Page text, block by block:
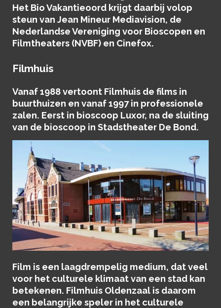
Het Bio Vakantieoord krijgt daarbij volop
steun van Jean Mineur Mediavision, de
Nederlandse Vereniging voor Bioscopen en
Filmtheaters (NVBF) en Cinefox.
Filmhuis
Vanaf 1988 vertoont Filmhuis de films in
buurthuizen en vanaf 1997 in professionele
zalen. Eerst in bioscoop Luxor, na de sluiting
van de bioscoop in Stadstheater De Bond.
Film is een laagdrempelig medium, dat veel
voor het culturele klimaat van een stad kan
betekenen. Filmhuis Oldenzaal is daarom
een belangrijke speler in het culturele